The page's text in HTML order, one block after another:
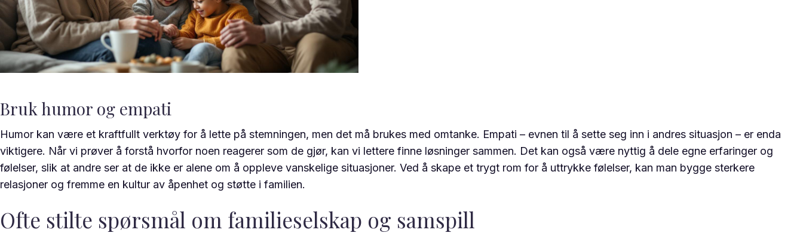
Bruk humor og empati
Humor kan være et kraftfullt verktøy for å lette på stemningen, men det må brukes med omtanke. Empati – evnen til å sette seg inn i andres situasjon – er enda
viktigere. Når vi prøver å forstå hvorfor noen reagerer som de gjør, kan vi lettere finne løsninger sammen. Det kan også være nyttig å dele egne erfaringer og
følelser, slik at andre ser at de ikke er alene om å oppleve vanskelige situasjoner. Ved å skape et trygt rom for å uttrykke følelser, kan man bygge sterkere
relasjoner og fremme en kultur av åpenhet og støtte i familien.
Ofte stilte spørsmål om familieselskap og samspill